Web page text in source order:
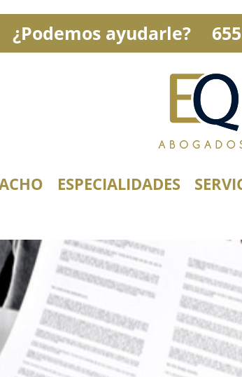
¿Podemos ayudarle?
ESPECIALIDADES